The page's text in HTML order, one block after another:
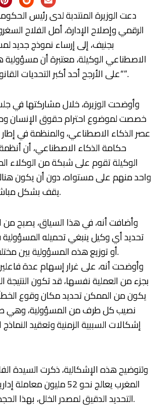
دعت الوزيرة المنتدبة لدى رئيس
الرقمي وإصلاح الإدارة، أمل الفلاح
بجنيف، إلى إرساء نموذج جديد
الاصطناعي الوكيلة، معتبرة أن
“على الأرجح أحد أكبر التحديات القانونية خلال هذا العقد”.
وأوضحت الوزيرة، خلال مشاركتها في
خصصت لموضوع احترام حقوق الإنسان
عصر الذكاء الاصطناعي، والمنظمة في
حكامة الذكاء الاصطناعي، أن
الوكيلة تقوم على شبكة من الوكلاء
واحد منهم على مستواه، دون أن يكون
يقف بشكل مباشر وراء القرار النهائي.
وأضافت أنه، في هذا السياق، يصبح
تحديد أي وكيل ينبغي تحميله
أو توزيع هذه المسؤولية بين مختلف الوكلاء المعنيين.
وأوضحت أنه، على غرار إسهام عدة
بجزء من العملية نفسها، قد تكون النتيجة
يكون من الممكن تحديد مكان وقوع الخطأ
نصيب كل طرف من المسؤولية، وهي
إشكالات السببية الزمنية وتعقيد
ولتوضيح هذه الإشكالية، ذكرت السيدة
المغرب يعالج نحو 52 مليون
التحديد الدقيق لمصدر الخلل، بهذا الحجم، يشكل تحديا كبيرا.